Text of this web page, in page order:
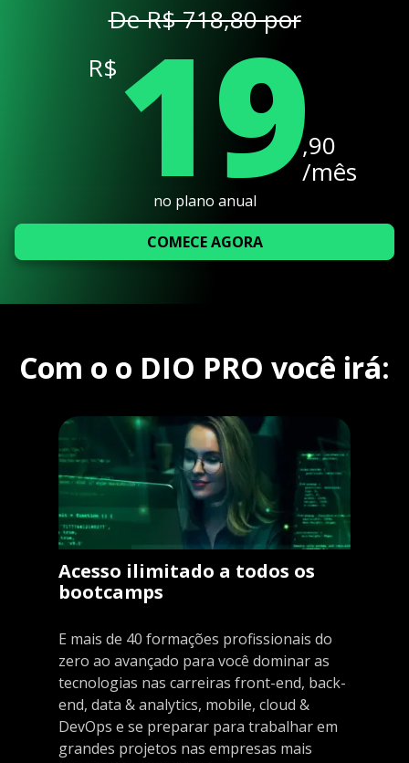
De R$ 718,80 por
R$ 19,90
/mês
no plano anual
COMECE AGORA
Com o o DIO PRO você irá:
Acesso ilimitado a todos os
bootcamps
E mais de 40 formações profissionais do
zero ao avançado para você dominar as
tecnologias nas carreiras front-end, back-
end, data & analytics, mobile, cloud &
DevOps e se preparar para trabalhar em
grandes projetos nas empresas mais